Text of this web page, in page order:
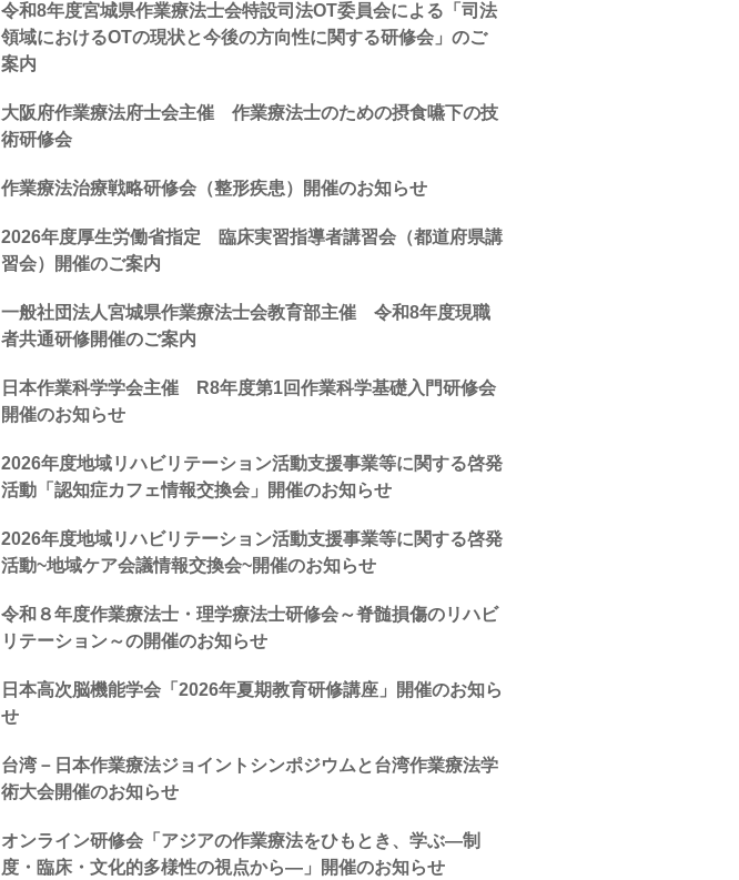
令和8年度宮城県作業療法士会特設司法OT委員会による「司法
領域におけるOTの現状と今後の方向性に関する研修会」のご
案内
大阪府作業療法府士会主催 作業療法士のための摂食嚥下の技
術研修会
作業療法治療戦略研修会（整形疾患）開催のお知らせ
2026年度厚生労働省指定 臨床実習指導者講習会（都道府県講
習会）開催のご案内
一般社団法人宮城県作業療法士会教育部主催 令和8年度現職
者共通研修開催のご案内
日本作業科学学会主催 R8年度第1回作業科学基礎入門研修会
開催のお知らせ
2026年度地域リハビリテーション活動支援事業等に関する啓発
活動「認知症カフェ情報交換会」開催のお知らせ
2026年度地域リハビリテーション活動支援事業等に関する啓発
活動~地域ケア会議情報交換会~開催のお知らせ
令和８年度作業療法士・理学療法士研修会～脊髄損傷のリハビ
リテーション～の開催のお知らせ
日本高次脳機能学会「2026年夏期教育研修講座」開催のお知ら
せ
台湾－日本作業療法ジョイントシンポジウムと台湾作業療法学
術大会開催のお知らせ
オンライン研修会「アジアの作業療法をひもとき、学ぶ―制
度・臨床・文化的多様性の視点から―」開催のお知らせ